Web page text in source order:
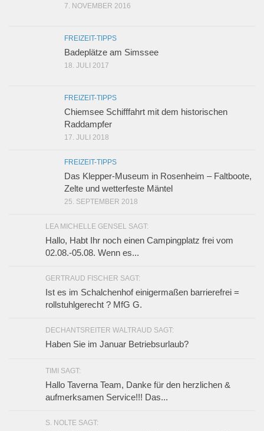
7. NOVEMBER 2016
FREIZEIT-TIPPS
Badeplätze am Simssee
18. JULI 2017
FREIZEIT-TIPPS
Chiemsee Schifffahrt mit dem historischen
Raddampfer
17. JULI 2018
FREIZEIT-TIPPS
Das Klepper-Museum in Rosenheim – Faltboote,
Zelte und wetterfeste Mäntel
25. SEPTEMBER 2018
LEA MICHELLE GENSEL SAGT:
Hallo, Habt Ihr noch einen Campingplatz frei vom
02.08.-05.08. Wenn es...
GERTRAUD FISCHER SAGT:
Ist es im Schalchenhof einigermaßen barrierefrei =
rollstuhlgerecht ? MfG G.
DECHANTSREITER WALTRAUD SAGT:
Haben Sie im Januar Betriebsurlaub?
TIMI SAGT:
Hallo Taverna Team, Danke für den herzlichen &
aufmerksamen Service!!! Das...
S. NOLTE SAGT: